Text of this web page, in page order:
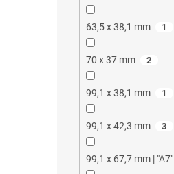
63,5 x 38,1 mm 1
70 x 37 mm 2
99,1 x 38,1 mm 1
99,1 x 42,3 mm 3
99,1 x 67,7 mm | "A7"